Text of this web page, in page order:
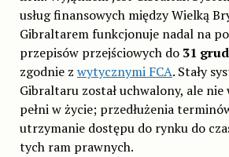
usług finansowych między Wielką
Gibraltarem funkcjonuje nadal na
przepisów przejściowych do 31
zgodnie z wytycznymi FCA. Stały
Gibraltaru został uchwalony, ale nie
pełni w życie; przedłużenia
utrzymanie dostępu do rynku do
tych ram prawnych.